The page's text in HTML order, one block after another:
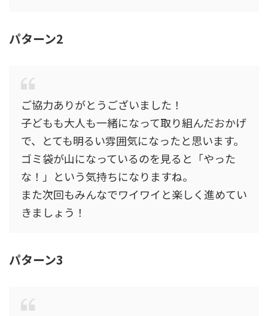
パターン2
ご協力ありがとうございました！
子どもも大人も一緒になって取り組んだおかげ
で、とても明るい雰囲気になったと思います。
ゴミ袋が山になっているのを見ると「やった
な！」という気持ちになりますね。
また次回もみんなでワイワイと楽しく進めてい
きましょう！
パターン3